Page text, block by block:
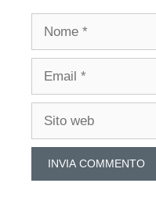
Nome
Email
Sito